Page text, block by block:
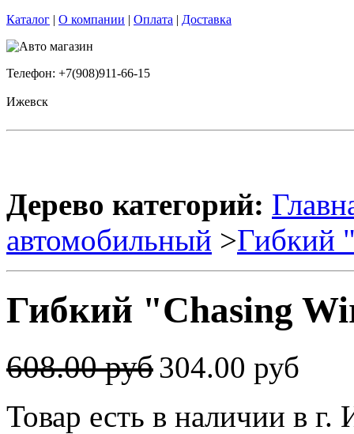
Каталог | О компании | Оплата | Доставка
Телефон: +7(908)911-66-15
Ижевск
Дерево категорий:
автомобильный >Гибкий
Гибкий "Chasing
608.00 руб304.00 руб
Товар есть в наличии в г.